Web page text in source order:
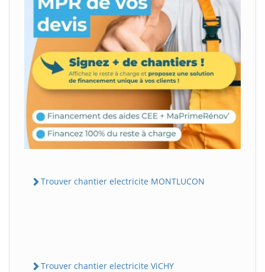
Trouver chantier electricite MONTLUCON
Trouver chantier electricite ViCHY